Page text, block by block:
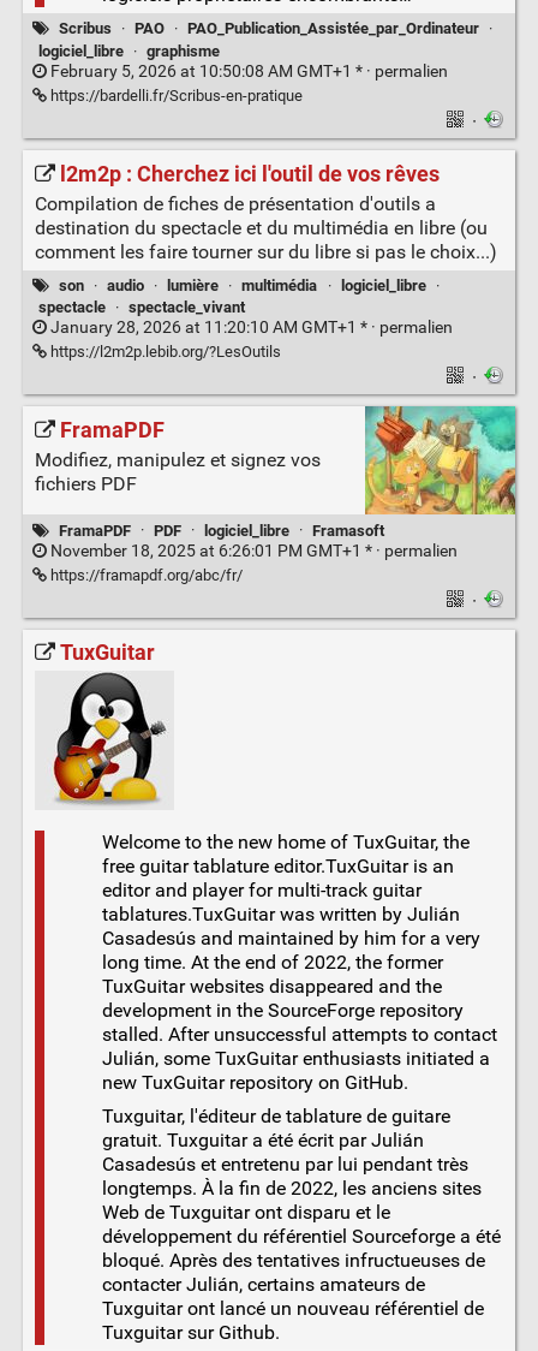
Scribus · PAO · PAO_Publication_Assistée_par_Ordinateur ·
logiciel_libre
· graphisme
February 5, 2026 at 10:50:08 AM GMT+1 * · permalien
https://bardelli.fr/Scribus-en-pratique
·
l2m2p : Cherchez ici l'outil de vos rêves
Compilation de fiches de présentation d'outils a
destination du spectacle et du multimédia en libre (ou
comment les faire tourner sur du libre si pas le choix...)
son · audio · lumière · multimédia · logiciel_libre
·
spectacle
· spectacle_vivant
January 28, 2026 at 11:20:10 AM GMT+1 * · permalien
https://l2m2p.lebib.org/?LesOutils
·
FramaPDF
Modifiez, manipulez et signez vos
fichiers PDF
FramaPDF · PDF · logiciel_libre · Framasoft
November 18, 2025 at 6:26:01 PM GMT+1 * · permalien
https://framapdf.org/abc/fr/
·
TuxGuitar
Welcome to the new home of TuxGuitar, the
free guitar tablature editor.TuxGuitar is an
editor and player for multi-track guitar
tablatures.TuxGuitar was written by Julián
Casadesús and maintained by him for a very
long time. At the end of 2022, the former
TuxGuitar websites disappeared and the
development in the SourceForge repository
stalled. After unsuccessful attempts to contact
Julián, some TuxGuitar enthusiasts initiated a
new TuxGuitar repository on GitHub.
Tuxguitar, l'éditeur de tablature de guitare
gratuit. Tuxguitar a été écrit par Julián
Casadesús et entretenu par lui pendant très
longtemps. À la fin de 2022, les anciens sites
Web de Tuxguitar ont disparu et le
développement du référentiel Sourceforge a été
bloqué. Après des tentatives infructueuses de
contacter Julián, certains amateurs de
Tuxguitar ont lancé un nouveau référentiel de
Tuxguitar sur Github.